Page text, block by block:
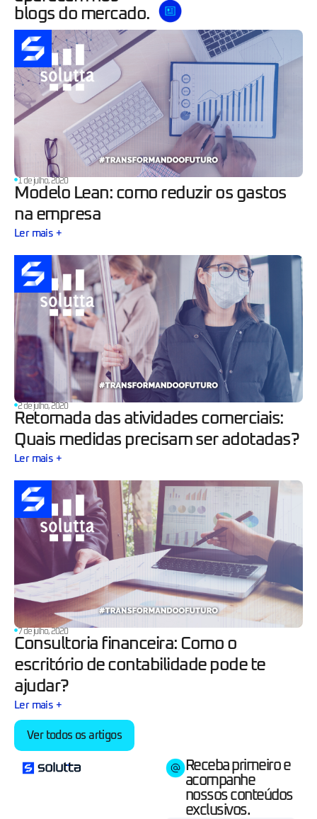
blogs do mercado.
1 de julho, 2020
Modelo Lean: como reduzir os gastos
na empresa
Ler mais +
2 de julho, 2020
Retomada das atividades comerciais:
Quais medidas precisam ser adotadas?
Ler mais +
7 de julho, 2020
Consultoria financeira: Como o
escritório de contabilidade pode te
ajudar?
Ler mais +
Ver todos os artigos
Receba primeiro e
acompanhe
nossos conteúdos
exclusivos.